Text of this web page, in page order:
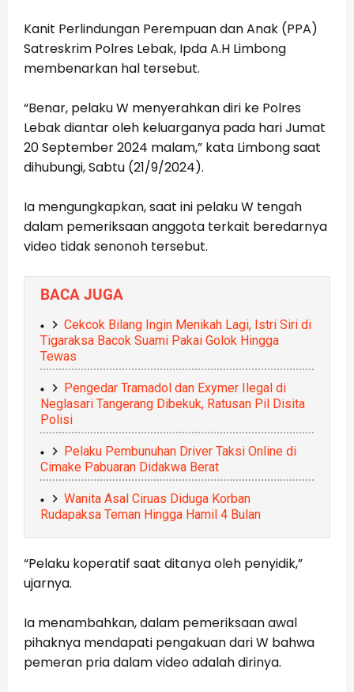
Kanit Perlindungan Perempuan dan Anak (PPA)
Satreskrim Polres Lebak, Ipda A.H Limbong
membenarkan hal tersebut.
“Benar, pelaku W menyerahkan diri ke Polres
Lebak diantar oleh keluarganya pada hari Jumat
20 September 2024 malam,” kata Limbong saat
dihubungi, Sabtu (21/9/2024).
Ia mengungkapkan, saat ini pelaku W tengah
dalam pemeriksaan anggota terkait beredarnya
video tidak senonoh tersebut.
BACA JUGA
Cekcok Bilang Ingin Menikah Lagi, Istri Siri di
Tigaraksa Bacok Suami Pakai Golok Hingga
Tewas
Pengedar Tramadol dan Exymer Ilegal di
Neglasari Tangerang Dibekuk, Ratusan Pil Disita
Polisi
Pelaku Pembunuhan Driver Taksi Online di
Cimake Pabuaran Didakwa Berat
Wanita Asal Ciruas Diduga Korban
Rudapaksa Teman Hingga Hamil 4 Bulan
“Pelaku koperatif saat ditanya oleh penyidik,”
ujarnya.
Ia menambahkan, dalam pemeriksaan awal
pihaknya mendapati pengakuan dari W bahwa
pemeran pria dalam video adalah dirinya.